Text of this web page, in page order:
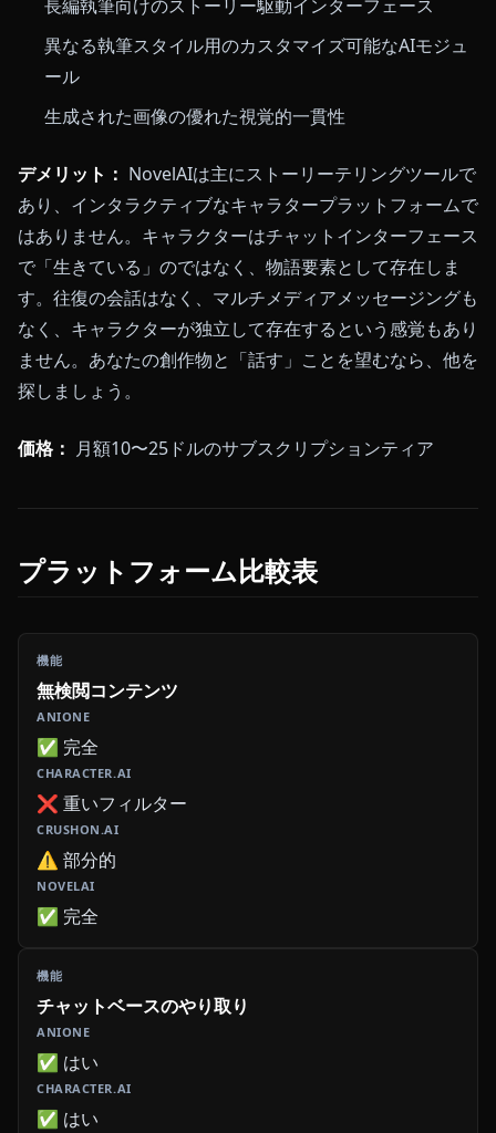
長編執筆向けのストーリー駆動インターフェース
異なる執筆スタイル用のカスタマイズ可能なAIモジュ
ール
生成された画像の優れた視覚的一貫性
デメリット： NovelAIは主にストーリーテリングツールで
あり、インタラクティブなキャラタープラットフォームで
はありません。キャラクターはチャットインターフェース
で「生きている」のではなく、物語要素として存在しま
す。往復の会話はなく、マルチメディアメッセージングも
なく、キャラクターが独立して存在するという感覚もあり
ません。あなたの創作物と「話す」ことを望むなら、他を
探しましょう。
価格： 月額10〜25ドルのサブスクリプションティア
プラットフォーム比較表
無検閲コンテンツ
✅ 完全
❌ 重いフィルター
⚠️ 部分的
✅ 完全
チャットベースのやり取り
✅ はい
✅ はい